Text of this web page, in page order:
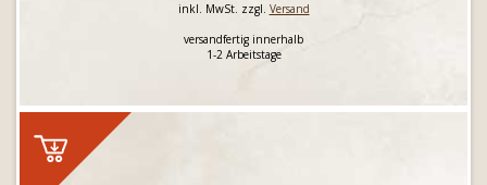
inkl. MwSt. zzgl. Versand
versandfertig innerhalb
1-2 Arbeitstage